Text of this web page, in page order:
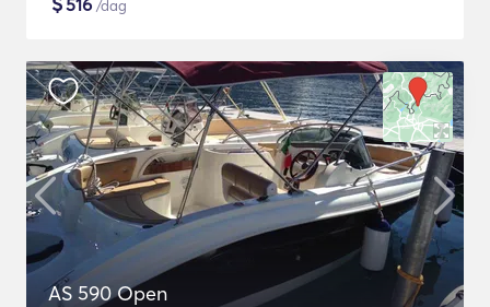
516 /dag
AS 590 Open